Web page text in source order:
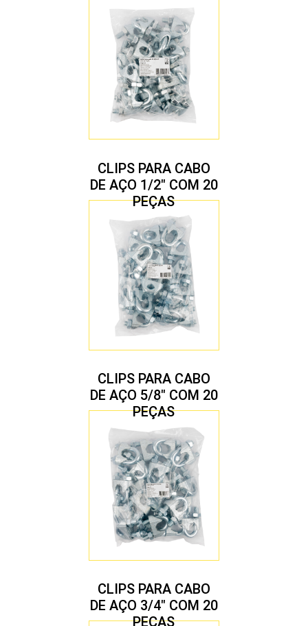
CLIPS PARA CABO
DE AÇO 1/2″ COM 20
PEÇAS
CLIPS PARA CABO
DE AÇO 5/8″ COM 20
PEÇAS
CLIPS PARA CABO
DE AÇO 3/4″ COM 20
PEÇAS